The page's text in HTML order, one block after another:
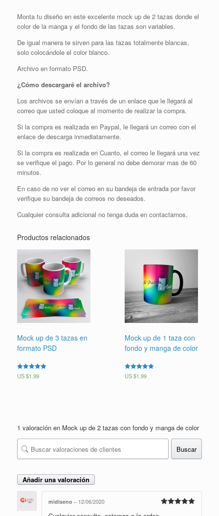
Monta tu diseño en este excelente mock up de 2 tazas donde el
color de la manga y el fondo de las tazas son variables.
De igual manera te sirven para las tazas totalmente blancas,
solo colocándole el color blanco.
Archivo en formato PSD.
¿Cómo descargaré el archivo?
Los archivos se envían a través de un enlace que le llegará al
correo que usted coloque al momento de realizar la compra.
Si la compra es realizada en Paypal, le llegará un correo con el
enlace de descarga inmediatamente.
Si la compra es realizada en Cuanto, el correo le llegará una vez
se verifique el pago. Por lo general no debe demorar mas de 60
minutos.
En caso de no ver el correo en su bandeja de entrada por favor
verifique su bandeja de correos no deseados.
Cualquier consulta adicional no tenga duda en contactarnos.
Productos relacionados
Mock up de 3 tazas en
formato PSD
Valorado en
5.00
US $1.99
Mock up de 1 taza con
fondo y manga de color
Valorado en
5.00
US $1.99
1 valoración en Mock up de 2 tazas con fondo y manga de color
Buscar
Añadir una valoración
midiseno – 12/06/2020